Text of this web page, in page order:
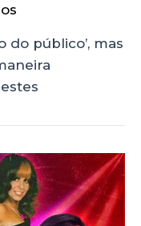
do público’, mas